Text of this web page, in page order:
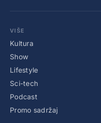
VIŠE
Kultura
Show
Lifestyle
Sci-tech
Podcast
Promo sadržaj